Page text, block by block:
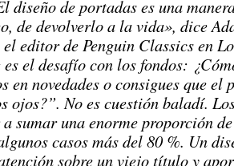
diseño de portadas es una
de devolverlo a la vida», dice
editor de Penguin Classics en
es el desafío con los fondos:
en novedades o consigues que el
ojos?”. No es cuestión baladí.
sumar una enorme proporción
casos más del 80 %. Un
sobre un viejo título y